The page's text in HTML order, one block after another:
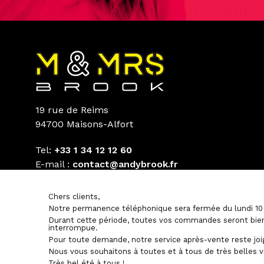
19 rue de Reims
94700 Maisons-Alfort
Tel: +33 1 34 12 12 60
E-mail : contact@andybrook.fr
Chers clients,
Notre permanence téléphonique sera fermée du lundi
Durant cette période, toutes vos commandes seront
interrompue.
Pour toute demande, notre service après-vente reste
Nous vous souhaitons à toutes et à tous de très belles